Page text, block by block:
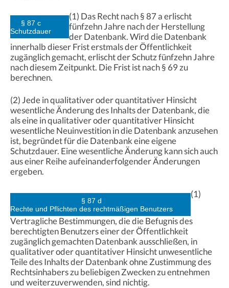
§ 87 c
Schutzdauer
(1) Das Recht nach § 87 a erlischt
fünfzehn Jahre nach der Herstellung
der Datenbank. Wird die Datenbank
innerhalb dieser Frist erstmals der Öffentlichkeit
zugänglich gemacht, erlischt der Schutz fünfzehn Jahre
nach diesem Zeitpunkt. Die Frist ist nach § 69 zu
berechnen.
(2) Jede in qualitativer oder quantitativer Hinsicht
wesentliche Änderung des Inhalts der Datenbank, die
als eine in qualitativer oder quantitativer Hinsicht
wesentliche Neuinvestition in die Datenbank anzusehen
ist, begründet für die Datenbank eine eigene
Schutzdauer. Eine wesentliche Änderung kann sich auch
aus einer Reihe aufeinanderfolgender Änderungen
ergeben.
§ 87 d
Rechte und Pflichten des rechtmäßigen Benutzers
(1)
Vertragliche Bestimmungen, die die Befugnis des
berechtigten Benutzers einer der Öffentlichkeit
zugänglich gemachten Datenbank ausschließen, in
qualitativer oder quantitativer Hinsicht unwesentliche
Teile des Inhalts der Datenbank ohne Zustimmung des
Rechtsinhabers zu beliebigen Zwecken zu entnehmen
und weiterzuverwenden, sind nichtig.